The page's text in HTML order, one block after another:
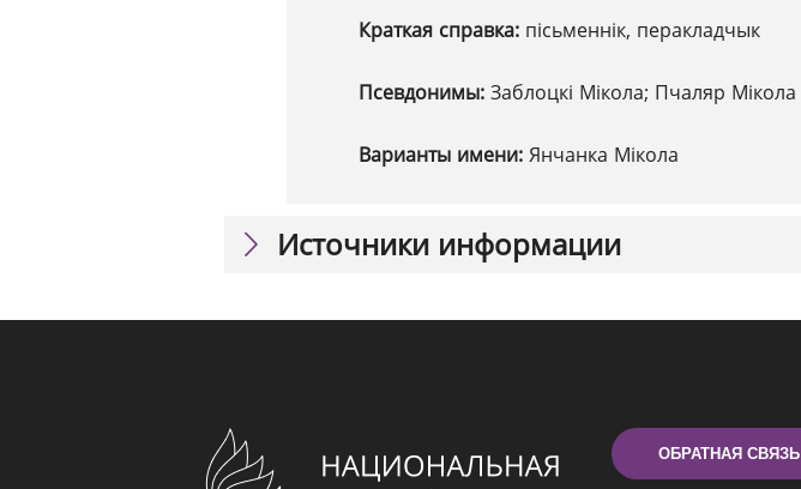
Краткая справка: пісьменнік, перакладчык
Псевдонимы: Заблоцкі Мікола; Пчаляр Мікола
Варианты имени: Янчанка Мікола
Источники информации
ОБРАТНАЯ СВЯЗЬ